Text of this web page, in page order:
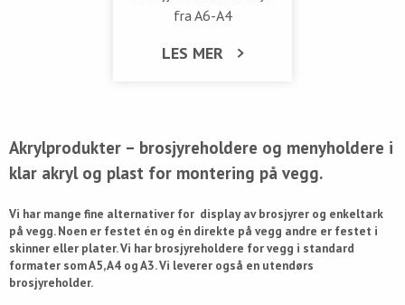
fra A6-A4
LES MER
Akrylprodukter – brosjyreholdere og menyholdere i
klar akryl og plast for montering på vegg.
Vi har mange fine alternativer for display av brosjyrer og enkeltark
på vegg. Noen er festet én og én direkte på vegg andre er festet i
skinner eller plater. Vi har brosjyreholdere for vegg i standard
formater som A5, A4 og A3. Vi leverer også en utendørs
brosjyreholder.